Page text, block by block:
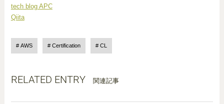
tech blog APC
Qiita
AWS Certification CL
RELATED ENTRY 関連記事